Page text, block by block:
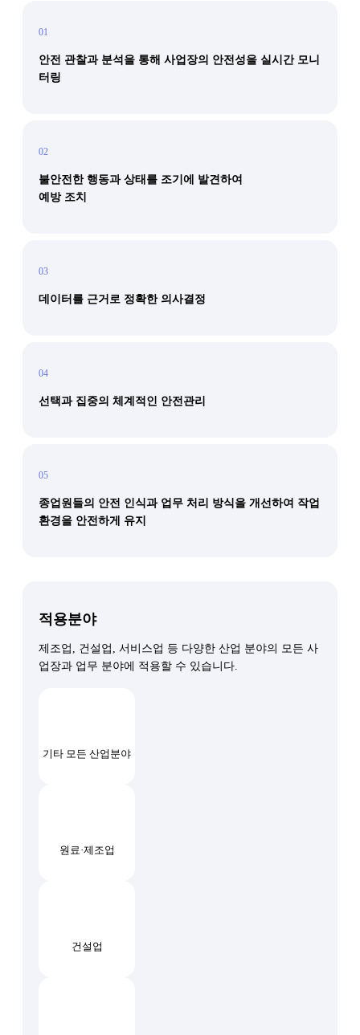
01
안전 관찰과 분석을 통해 사업장의 안전성을 실시간 모니
터링
02
불안전한 행동과 상태를 조기에 발견하여
예방 조치
03
데이터를 근거로 정확한 의사결정
04
선택과 집중의 체계적인 안전관리
05
종업원들의 안전 인식과 업무 처리 방식을 개선하여 작업
환경을 안전하게 유지
적용분야
제조업, 건설업, 서비스업 등 다양한 산업 분야의 모든 사
업장과 업무 분야에 적용할 수 있습니다.
기타 모든 산업분야
원료·제조업
건설업